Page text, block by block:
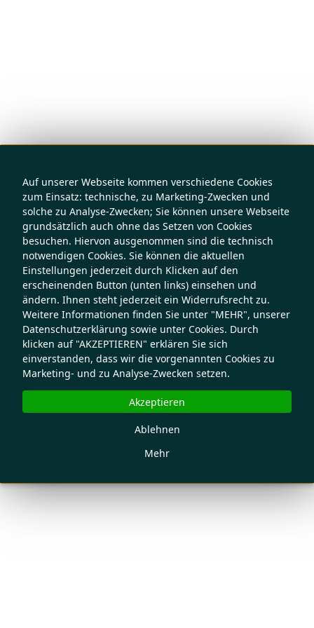
Auf unserer Webseite kommen verschiedene Cookies
zum Einsatz: technische, zu Marketing-Zwecken und
solche zu Analyse-Zwecken; Sie können unsere Webseite
grundsätzlich auch ohne das Setzen von Cookies
besuchen. Hiervon ausgenommen sind die technisch
notwendigen Cookies. Sie können die aktuellen
Einstellungen jederzeit durch Klicken auf den
erscheinenden Button (unten links) einsehen und
ändern. Ihnen steht jederzeit ein Widerrufsrecht zu.
Weitere Informationen finden Sie unter "MEHR", unserer
Datenschutzerklärung sowie unter Cookies. Durch
klicken auf "AKZEPTIEREN" erklären Sie sich
einverstanden, dass wir die vorgenannten Cookies zu
Marketing- und zu Analyse-Zwecken setzen.
Mehr
Ablehnen
Akzeptieren